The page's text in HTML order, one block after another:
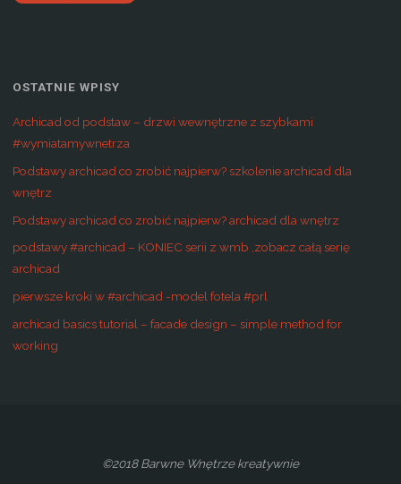
OSTATNIE WPISY
Archicad od podstaw – drzwi wewnętrzne z szybkami
#wymiatamywnetrza
Podstawy archicad co zrobić najpierw? szkolenie archicad dla
wnętrz
Podstawy archicad co zrobić najpierw? archicad dla wnętrz
podstawy #archicad – KONIEC serii z wmb ,zobacz całą serię
archicad
pierwsze kroki w #archicad -model fotela #prl
archicad basics tutorial – facade design – simple method for
working
©2018 Barwne Wnętrze kreatywnie